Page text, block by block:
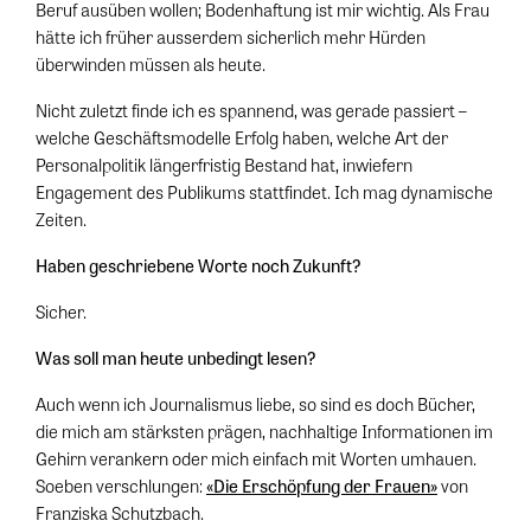
Beruf ausüben wollen; Bodenhaftung ist mir wichtig. Als Frau
hätte ich früher ausserdem sicherlich mehr Hürden
überwinden müssen als heute.
Nicht zuletzt finde ich es spannend, was gerade passiert –
welche Geschäftsmodelle Erfolg haben, welche Art der
Personalpolitik längerfristig Bestand hat, inwiefern
Engagement des Publikums stattfindet. Ich mag dynamische
Zeiten.
Haben geschriebene Worte noch Zukunft?
Sicher.
Was soll man heute unbedingt lesen?
Auch wenn ich Journalismus liebe, so sind es doch Bücher,
die mich am stärksten prägen, nachhaltige Informationen im
Gehirn verankern oder mich einfach mit Worten umhauen.
Soeben verschlungen:«Die Erschöpfung der Frauen»von
Franziska Schutzbach.